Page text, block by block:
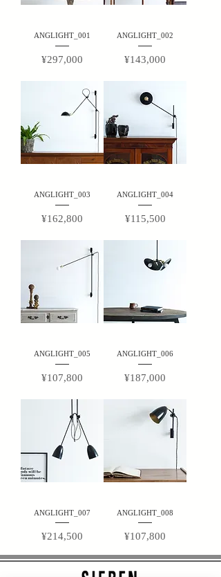
ANGLIGHT_001
Price
¥297,000
ANGLIGHT_002
Price
¥143,000
ANGLIGHT_003
Price
¥162,800
ANGLIGHT_004
Price
¥115,500
ANGLIGHT_005
Price
¥107,800
ANGLIGHT_006
Price
¥187,000
ANGLIGHT_007
Price
¥214,500
ANGLIGHT_008
Price
¥107,800